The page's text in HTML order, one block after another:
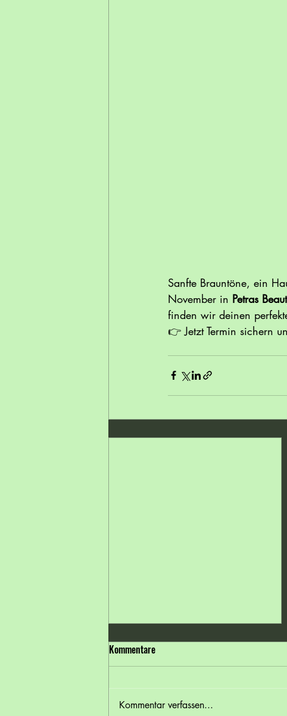
Sanfte Brauntöne, ein
November in Petras
finden wir deinen
👉 Jetzt Termin sichern
Kommentare
Kommentar verfassen...